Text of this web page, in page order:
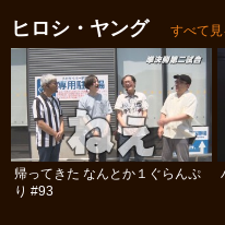
ヒロシ・ヤング すべて見
帰ってきた なんとか１ぐらんぷ
り #93